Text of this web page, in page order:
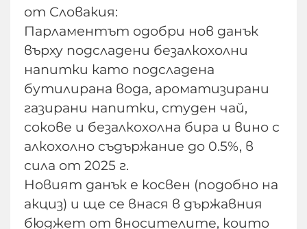
от Словакия:
Парламентът одобри нов данък
върху подсладени безалкохолни
напитки като подсладена
бутилирана вода, ароматизирани
газирани напитки, студен чай,
сокове и безалкохолна бира и вино с
алкохолно съдържание до 0.5%, в
сила от 2025 г.
Новият данък е косвен (подобно на
акциз) и ще се внася в държавния
бюджет от вносителите, които